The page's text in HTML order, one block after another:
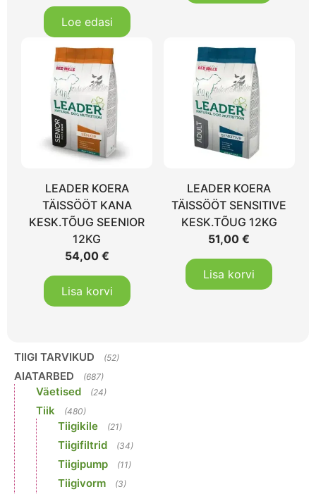
Loe edasi
LEADER KOERA
TÄISSÖÖT KANA
KESK.TÕUG SEENIOR
12KG
54,00 €
Lisa korvi
LEADER KOERA
TÄISSÖÖT SENSITIVE
KESK.TÕUG 12KG
51,00€
Lisa korvi
TIIGI TARVIKUD (52)
AIATARBED (687)
Väetised (24)
Tiik (480)
Tiigikile (21)
Tiigifiltrid (34)
Tiigipump (11)
Tiigivorm (3)